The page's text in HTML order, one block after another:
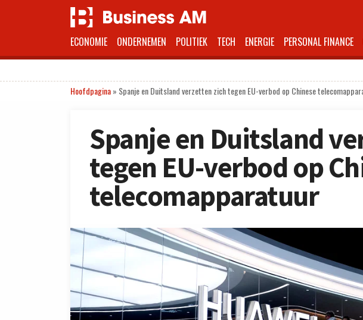
ECONOMIE ONDERNEMEN POLITIEK TECH ENERGIE PERSONAL FINANCE
Hoofdpagina» Spanje en Duitsland verzetten zich tegen EU-verbod op Chinese
Spanje en Duitsland
tegen EU-verbod op
telecomapparatuur